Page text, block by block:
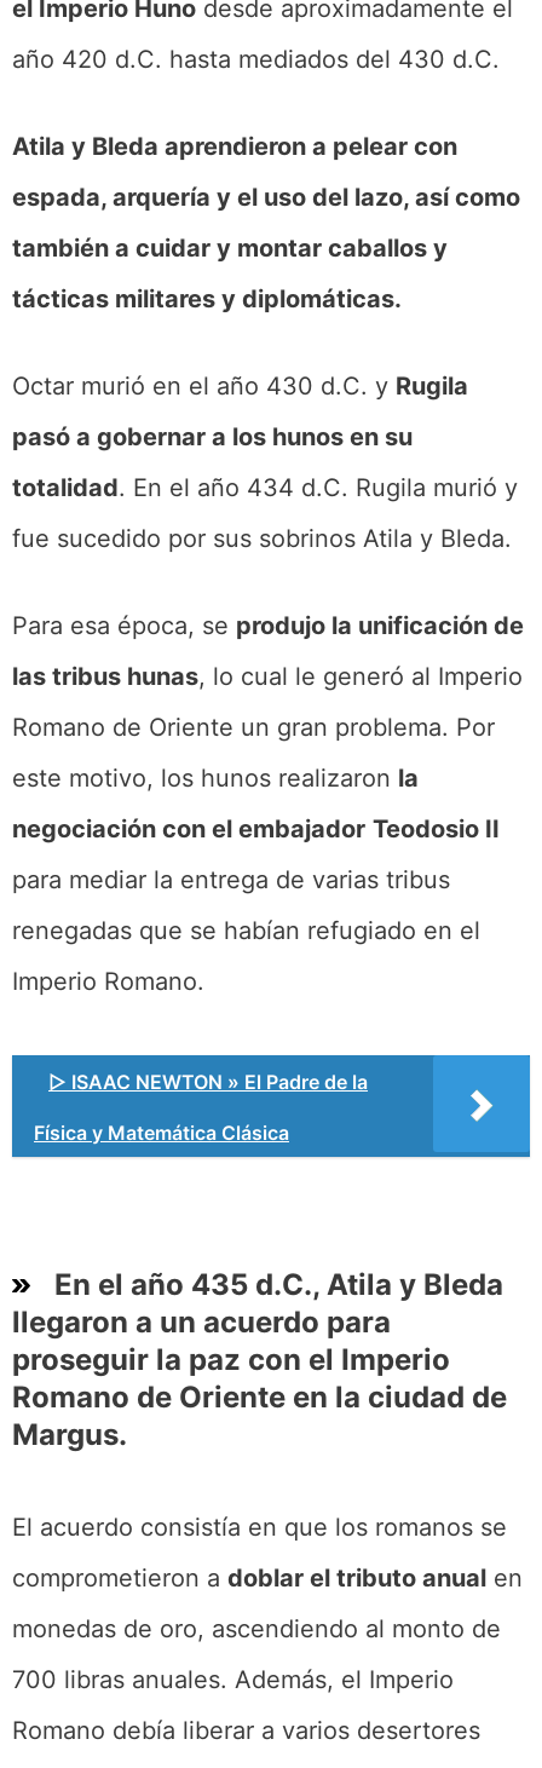
el Imperio Huno desde aproximadamente el
año 420 d.C. hasta mediados del 430 d.C.
Atila y Bleda aprendieron a pelear con
espada, arquería y el uso del lazo, así como
también a cuidar y montar caballos y
tácticas militares y diplomáticas.
Octar murió en el año 430 d.C. y Rugila
pasó a gobernar a los hunos en su
totalidad. En el año 434 d.C. Rugila murió y
fue sucedido por sus sobrinos Atila y Bleda.
Para esa época, se produjo la unificación de
las tribus hunas, lo cual le generó al Imperio
Romano de Oriente un gran problema. Por
este motivo, los hunos realizaron la
negociación con el embajador Teodosio II
para mediar la entrega de varias tribus
renegadas que se habían refugiado en el
Imperio Romano.
▷ ISAAC NEWTON » El Padre de la
Física y Matemática Clásica
En el año 435 d.C., Atila y Bleda
llegaron a un acuerdo para
proseguir la paz con el Imperio
Romano de Oriente en la ciudad de
Margus.
El acuerdo consistía en que los romanos se
comprometieron a doblar el tributo anual en
monedas de oro, ascendiendo al monto de
700 libras anuales. Además, el Imperio
Romano debía liberar a varios desertores